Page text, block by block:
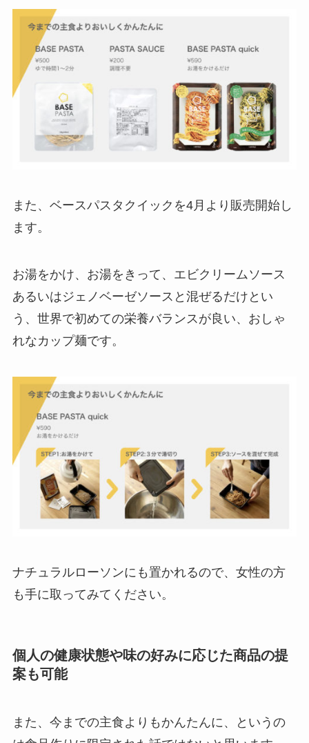
また、ベースパスタクイックを4月より販売開始し
ます。
お湯をかけ、お湯をきって、エビクリームソース
あるいはジェノベーゼソースと混ぜるだけとい
う、世界で初めての栄養バランスが良い、おしゃ
れなカップ麺です。
ナチュラルローソンにも置かれるので、女性の方
も手に取ってみてください。
個人の健康状態や味の好みに応じた商品の提
案も可能
また、今までの主食よりもかんたんに、というの